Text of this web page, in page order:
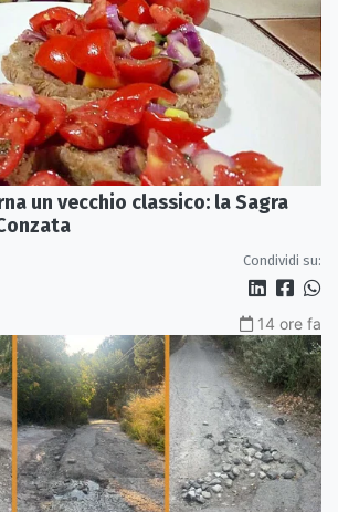
un vecchio classico: la Sagra
Condividi su:
14 ore fa